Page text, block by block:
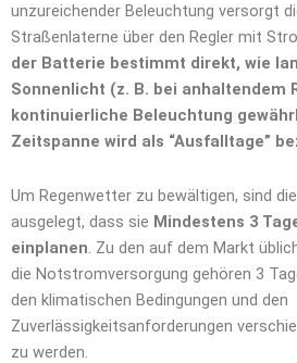
unzureichender Beleuchtung versorgt
Straßenlaterne über den Regler mit
der Batterie bestimmt direkt, wie
Sonnenlicht (z. B. bei anhaltendem
kontinuierliche Beleuchtung
Zeitspanne wird als “Ausfalltage”
Um Regenwetter zu bewältigen, sind
ausgelegt, dass sie Mindestens 3
einplanen. Zu den auf dem Markt
die Notstromversorgung gehören 3
den klimatischen Bedingungen und den
Zuverlässigkeitsanforderungen
zu werden.